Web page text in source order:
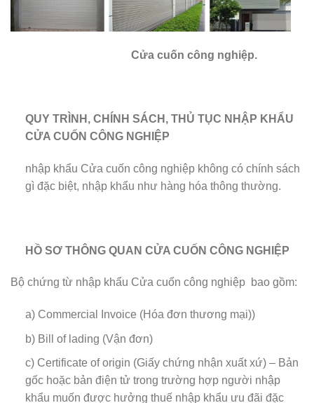
Cửa cuốn công nghiệp.
QUY TRÌNH, CHÍNH SÁCH, THỦ TỤC NHẬP KHẨU
CỬA CUỐN CÔNG NGHIỆP
nhập khẩu Cửa cuốn công nghiệp không có chính sách
gì đặc biệt, nhập khẩu như hàng hóa thông thường.
HỒ SƠ THÔNG QUAN CỬA CUỐN CÔNG NGHIỆP
Bộ chứng từ nhập khẩu Cửa cuốn công nghiệp bao gồm:
a) Commercial Invoice (Hóa đơn thương mại))
b) Bill of lading (Vận đơn)
c) Certificate of origin (Giấy chứng nhận xuất xứ) – Bản
gốc hoặc bản điện tử trong trường hợp người nhập
khẩu muốn được hưởng thuế nhập khẩu ưu đãi đặc